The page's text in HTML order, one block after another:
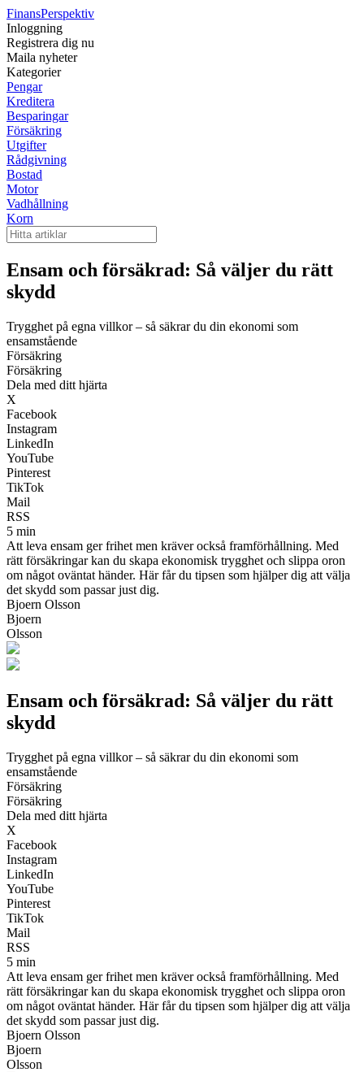
FinansPerspektiv
Inloggning
Registrera dig nu
Maila nyheter
Kategorier
Pengar
Kreditera
Besparingar
Försäkring
Utgifter
Rådgivning
Bostad
Motor
Vadhållning
Korn
Ensam och försäkrad: Så väljer du rätt
skydd
Trygghet på egna villkor – så säkrar du din ekonomi som
ensamstående
Försäkring
Försäkring
Dela med ditt hjärta
X
Facebook
Instagram
LinkedIn
YouTube
Pinterest
TikTok
Mail
RSS
5 min
Att leva ensam ger frihet men kräver också framförhållning. Med
rätt försäkringar kan du skapa ekonomisk trygghet och slippa oron
om något oväntat händer. Här får du tipsen som hjälper dig att välja
det skydd som passar just dig.
Bjoern Olsson
Bjoern
Olsson
Ensam och försäkrad: Så väljer du rätt
skydd
Trygghet på egna villkor – så säkrar du din ekonomi som
ensamstående
Försäkring
Försäkring
Dela med ditt hjärta
X
Facebook
Instagram
LinkedIn
YouTube
Pinterest
TikTok
Mail
RSS
5 min
Att leva ensam ger frihet men kräver också framförhållning. Med
rätt försäkringar kan du skapa ekonomisk trygghet och slippa oron
om något oväntat händer. Här får du tipsen som hjälper dig att välja
det skydd som passar just dig.
Bjoern Olsson
Bjoern
Olsson